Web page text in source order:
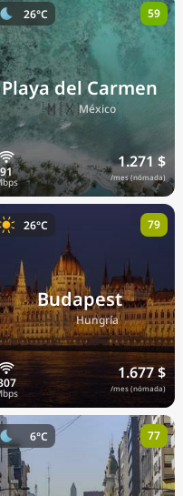
Playa del Carmen
🇲🇽México
1.271 $
/mes (nómada)
26°C 59
Budapest
🇭🇺Hungría
1.677 $
/mes (nómada)
26°C 79
6°C 77